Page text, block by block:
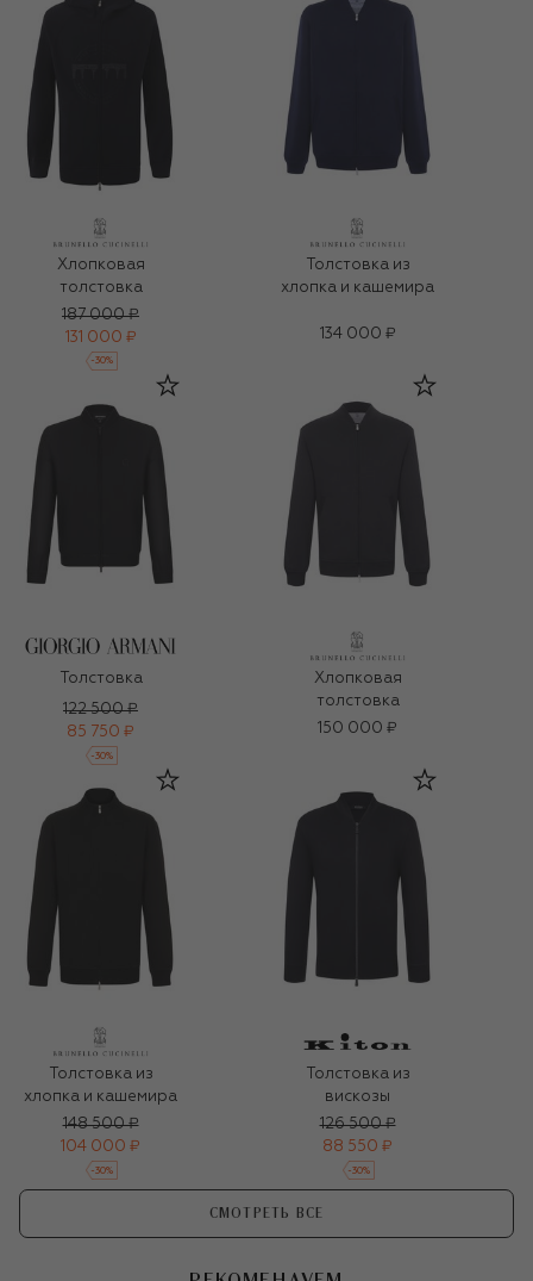
Хлопковая
толстовка
187 000 ₽
131 000 ₽
-30%
Толстовка из
хлопка и кашемира
134 000 ₽
Толстовка
122 500 ₽
85 750 ₽
-30%
Хлопковая
толстовка
150 000 ₽
Толстовка из
хлопка и кашемира
148 500 ₽
104 000 ₽
-30%
Толстовка из
вискозы
126 500 ₽
88 550 ₽
-30%
СМОТРЕТЬ ВСЕ